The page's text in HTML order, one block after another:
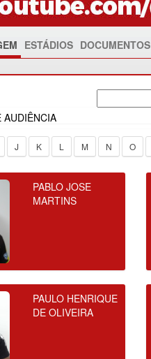
ESTÁDIOS DOCUMENTOS
AUDIÊNCIA
J K L M N O
PABLO JOSE
MARTINS
PAULO HENRIQUE
DE OLIVEIRA